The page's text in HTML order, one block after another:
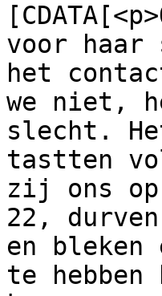
voor haar
het
we niet,
slecht.
tastten
zij ons op
22,
en bleken
te hebben